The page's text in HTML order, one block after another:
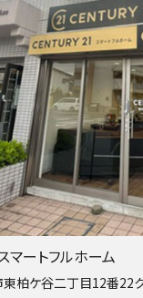
海老
バ15分・
分の床暖房完備 車並列2台
4Ｌ
淵野
歩
日当たり良好。 キッチンから…
バ14分・
マートフルホーム
柏ケ谷二丁目12番22